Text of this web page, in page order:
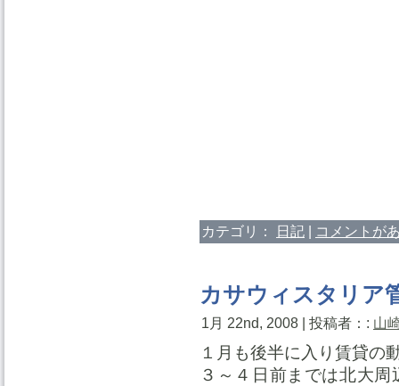
カテゴリ： 日記 | コメントが
カサウィスタリア
1月 22nd, 2008 | 投稿者：: 山
１月も後半に入り賃貸の
３～４日前までは北大